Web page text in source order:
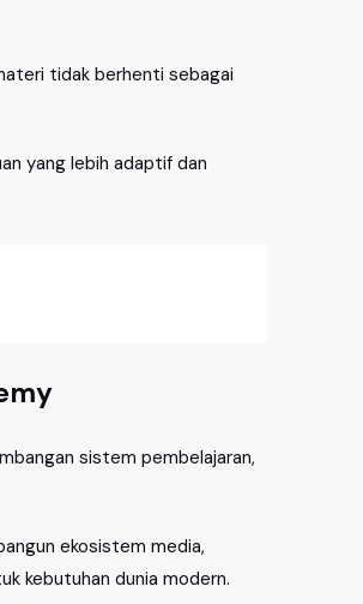
tidak berhenti sebagai
yang lebih adaptif dan
sistem pembelajaran,
ekosistem media,
kebutuhan dunia modern.